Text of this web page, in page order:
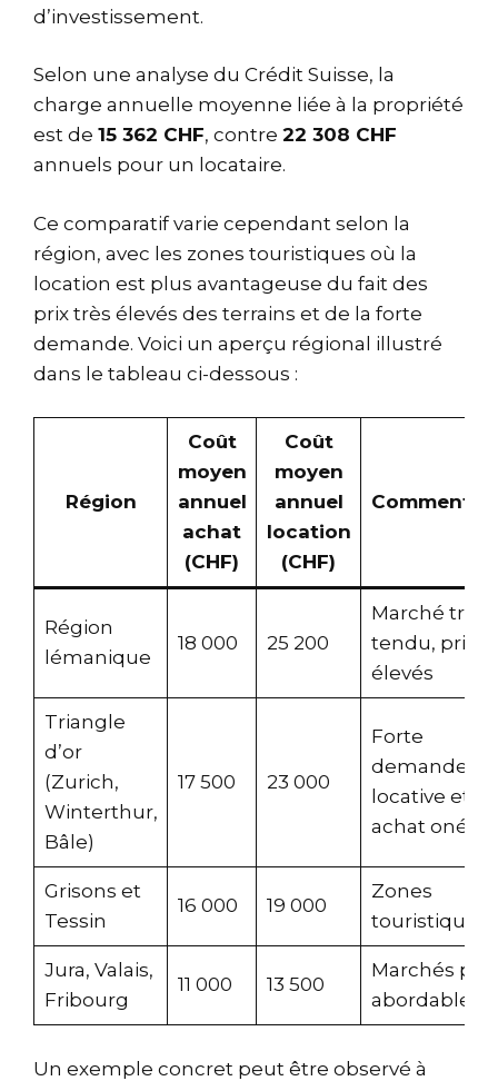
d’investissement.
Selon une analyse du Crédit Suisse, la
charge annuelle moyenne liée à la propriété
est de 15 362 CHF, contre 22 308 CHF
annuels pour un locataire.
Ce comparatif varie cependant selon la
région, avec les zones touristiques où la
location est plus avantageuse du fait des
prix très élevés des terrains et de la forte
demande. Voici un aperçu régional illustré
dans le tableau ci-dessous :
Région
Coût
moyen
annuel
achat
(CHF)
Coût
moyen
annuel
location
(CHF)
Région
lémanique
18 000 25 200
Marché très
tendu, prix
élevés
Triangle
d’or
(Zurich,
Winterthur,
Bâle)
17 500 23 000
Forte
demande
locative et
achat
Grisons et
Tessin
16 000 19 000
Zones
touristiques
Jura, Valais,
Fribourg
11 000 13 500
Marchés
abordables
Un exemple concret peut être observé à